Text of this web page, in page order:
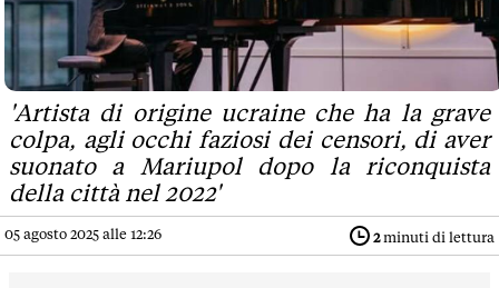
'Artista di origine ucraine che ha la grave
colpa, agli occhi faziosi dei censori, di aver
suonato a Mariupol dopo la riconquista
della città nel 2022'
05 agosto 2025 alle 12:26 2minuti di lettura